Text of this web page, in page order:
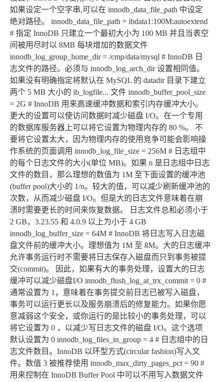
如果设定一个空字串,可以在 innodb_data_file_path 中设定
绝对路径。 innodb_data_file_path = ibdata1:100M:autoextend
# 指定 InnoDB 只建立一个最初大小为 100 MB 并且当表空
间被用尽时以 8MB 每块增加的数据文件
innodb_log_group_home_dir = /cmp/data/mysql # InnoDB 日
志文件的路径。必须与 innodb_log_arch_dir 设置相同值。
如果没有明确指定将默认在 MySQL 的 datadir 目录下建立
两个 5 MB 大小的 ib_logfile... 文件 innodb_buffer_pool_size
= 2G # InnoDB 用来高速缓冲数据和索引内存缓冲大小。
更大的设置可以使访问数据时减少磁盘 I/O。在一个专用
的数据库服务器上可以将它设置为物理内存的 80 %。 不
要将它设置太大，因为物理内存的使用竞争可能会影响操
作系统的页面调用 innodb_log_file_size = 256M # 日志组中
的每个日志文件的大小(单位 MB)。如果 n 是日志组中日志
文件的数目，那么理想的数值为 1M 至下面设置的缓冲池
(buffer pool)大小的 1/n。较大的值，可以减少刷新缓冲池的
次数，从而减少磁盘 I/O。但是大的日志文件意味着在崩
溃时需要更长的时间来恢复数据。 日志文件总和必须小于
2 GB，3.23.55 和 4.0.9 以上为小于 4 GB
innodb_log_buffer_size = 64M # InnoDB 将日志写入日志磁
盘文件前的缓冲大小。理想值为 1M 至 8M。大的日志缓冲
允许事务运行时不需要将日志保存入磁盘而只到事务被提
交(commit)。 因此，如果有大的事务处理，设置大的日志
缓冲可以减少磁盘I/O innodb_flush_log_at_trx_commit = 0 #
通常设置为 1，意味着在事务提交前日志已被写入磁盘，
事务可以运行更长以及服务崩溃后的修复能力。如果你愿
意减弱这个安全，或你运行的是比较小的事务处理，可以
将它设置为 0 ，以减少写日志文件的磁盘 I/O。这个选项
默认设置为 0 innodb_log_files_in_group = 4 # 日志组中的日
志文件数目。InnoDB 以环型方式(circular fashion)写入文
件。数值 3 被推荐使用 innodb_max_dirty_pages_pct = 90 #
用来控制在 InnoDB Buffer Pool 中可以不用写入数据文件